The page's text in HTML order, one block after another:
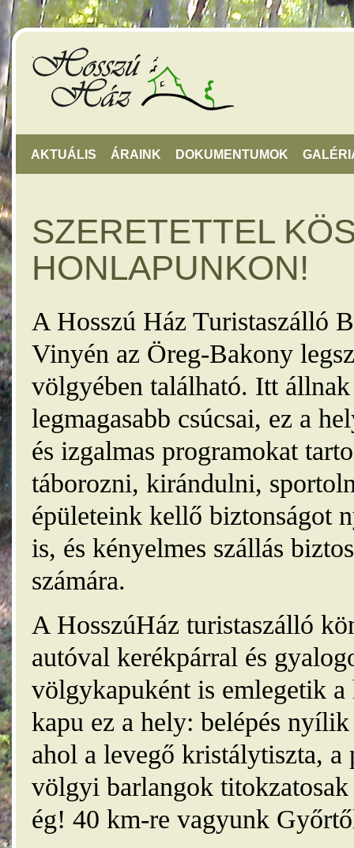
AKTUÁLIS ÁRAINK DOKUMENTUMOK
SZERETETTEL
HONLAPUNKON!
A Hosszú Ház Turistaszálló
Vinyén az Öreg-Bakony
völgyében található. Itt
legmagasabb csúcsai, ez a
és izgalmas programokat
táborozni, kirándulni,
épületeink kellő biztonságot
is, és kényelmes szállás
számára.
A HosszúHáz turistaszálló
autóval kerékpárral és
völgykapuként is emlegetik
kapu ez a hely: belépés
ahol a levegő kristálytiszta, a
völgyi barlangok
ég! 40 km-re vagyunk